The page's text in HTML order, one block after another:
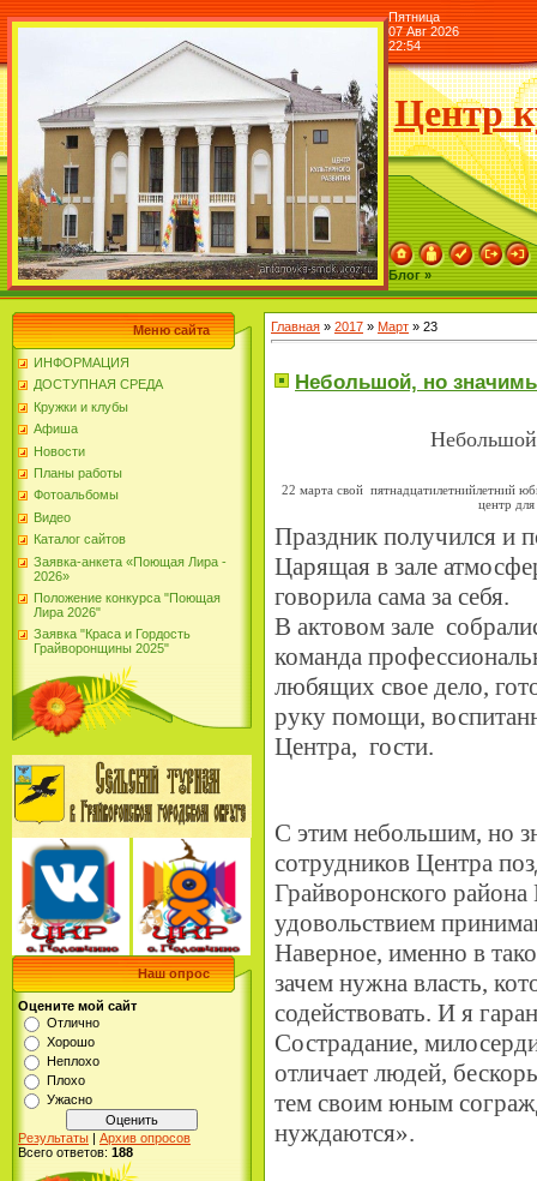
Пятница
07 Авг 2026
22:54
Центр
Блог »
Меню сайта
ИНФОРМАЦИЯ
ДОСТУПНАЯ СРЕДА
Кружки и клубы
Афиша
Новости
Планы работы
Фотоальбомы
Видео
Каталог сайтов
Заявка-анкета «Поющая Лира -
2026»
Положение конкурса "Поющая
Лира 2026"
Заявка "Краса и Гордость
Грайворонщины 2025"
Наш опрос
Оцените мой сайт
Отлично
Хорошо
Неплохо
Плохо
Ужасно
Результаты | Архив опросов
Всего ответов: 188
Главная » 2017 » Март » 23
Небольшой, но
22 марта свой пятнадцатилетнийлетний
центр
Праздник получился и
Царящая в зале
говорила сама за себя.
В актовом зале
команда
любящих свое дело,
руку помощи,
Центра, гости.
С этим небольшим, но
сотрудников Центра
Грайворонского
удовольствием
Наверное, именно в
зачем нужна власть,
содействовать. И я
Сострадание,
отличает людей,
тем своим юным
нуждаются».